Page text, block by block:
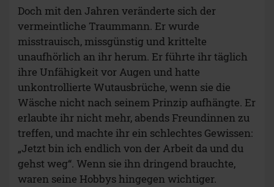
Doch mit den Jahren veränderte sich der
vermeintliche Traummann. Er wurde
misstrauisch, missgünstig und krittelte
unaufhörlich an ihr herum. Er führte ihr täglich
ihre Unfähigkeit vor Augen und hatte
unkontrollierte Wutausbrüche, wenn sie die
Wäsche nicht nach seinem Prinzip aufhängte. Er
erlaubte ihr nicht mehr, abends Freundinnen zu
treffen, und machte ihr ein schlechtes Gewissen:
„Jetzt bin ich endlich von der Arbeit da und du
gehst weg“. Wenn sie ihn dringend brauchte,
waren seine Hobbys hingegen wichtiger.